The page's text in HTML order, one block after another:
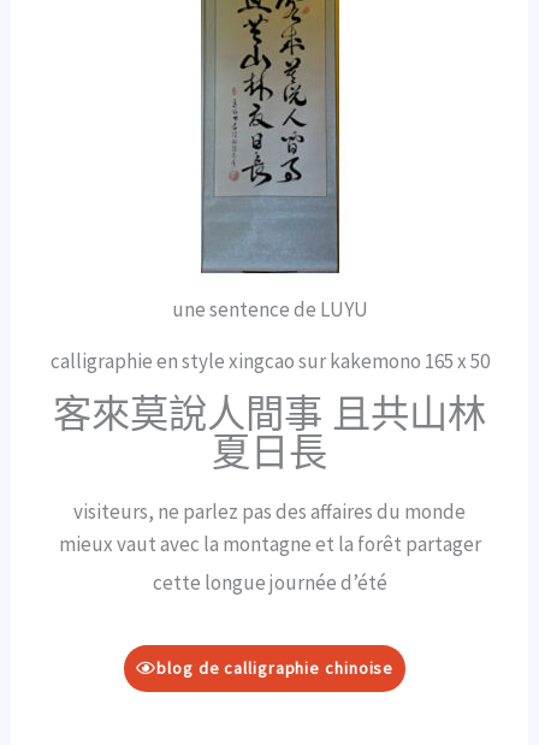
une sentence de LUYU
calligraphie en style xingcao sur kakemono 165 x 50
客來莫說人間事 且共山林
夏日長
visiteurs, ne parlez pas des affaires du monde
mieux vaut avec la montagne et la forêt partager
cette longue journée d’été
blog de calligraphie chinoise